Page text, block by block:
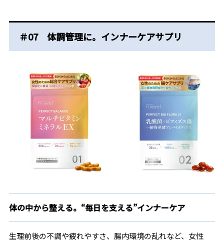
＃07 体調管理に。インナーケアサプリ
体の中から整える。“毎日を支える”インナーケア
生理前後の不調や疲れやすさ、腸内環境の乱れなど、女性